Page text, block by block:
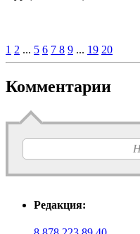
1 2 ... 5 6 7 8 9 ... 19 20
Комментарии
Редакция: